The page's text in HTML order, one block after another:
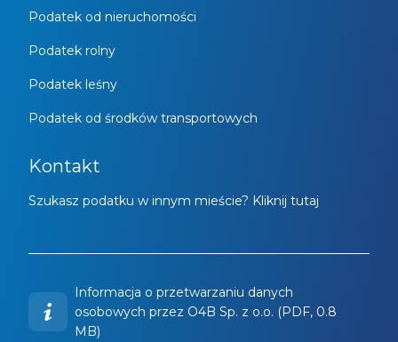
Podatek od nieruchomości
Podatek rolny
Podatek leśny
Podatek od środków transportowych
Kontakt
Szukasz podatku w innym mieście? Kliknij tutaj
Informacja o przetwarzaniu danych
osobowych przez O4B Sp. z o.o. (PDF, 0.8
MB)